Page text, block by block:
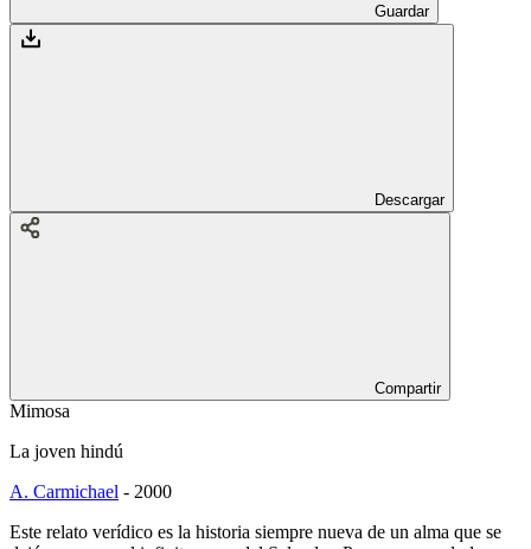
Guardar
Descargar
Compartir
Mimosa
La joven hindú
A. Carmichael - 2000
Este relato verídico es la historia siempre nueva de un alma que se